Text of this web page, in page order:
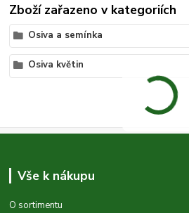
Zboží zařazeno v kategoriích
Osiva a semínka
Osiva květin
Vše k nákupu
O sortimentu